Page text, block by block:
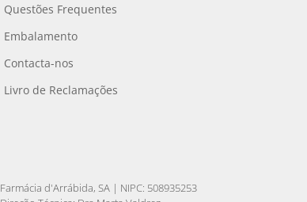
Questões Frequentes
Embalamento
Contacta-nos
Livro de Reclamações
Farmácia d'Arrábida, SA | NIPC: 508935253